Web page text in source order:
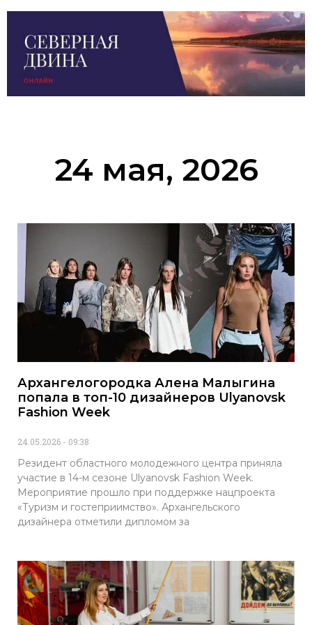
24 мая, 2026
Архангелогородка Алена Малыгина
попала в топ-10 дизайнеров Ulyanovsk
Fashion Week
24.05.2026 09:38
Резидент областного молодежного центра приняла
участие в 14-м сезоне Ulyanovsk Fashion Week.
Мероприятие прошло при поддержке нацпроекта
«Туризм и гостеприимство». Архангельского
дизайнера отметили дипломом за